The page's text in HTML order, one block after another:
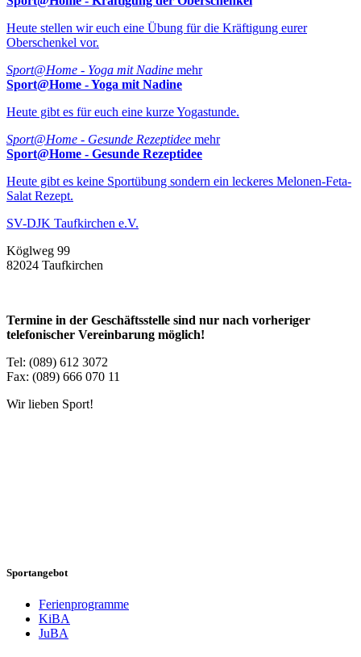
Heute stellen wir euch eine Übung für die Kräftigung eurer
Oberschenkel vor.
Sport@Home - Yoga mit Nadine mehr
Sport@Home - Yoga mit Nadine
Heute gibt es für euch eine kurze Yogastunde.
Sport@Home - Gesunde Rezeptidee mehr
Sport@Home - Gesunde Rezeptidee
Heute gibt es keine Sportübung sondern ein leckeres Melonen-Feta-
Salat Rezept.
SV-DJK Taufkirchen e.V.
Köglweg 99
82024 Taufkirchen
Termine in der Geschäftsstelle sind nur nach vorheriger
telefonischer Vereinbarung möglich!
Tel: (089) 612 3072
Fax: (089) 666 070 11
Wir lieben Sport!
Sportangebot
Ferienprogramme
KiBA
JuBA